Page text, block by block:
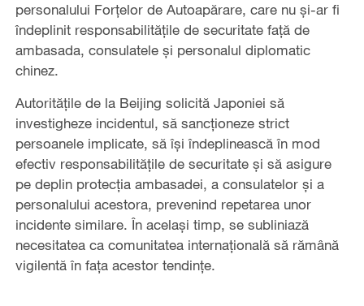
personalului Forțelor de Autoapărare, care nu și-ar fi
îndeplinit responsabilitățile de securitate față de
ambasada, consulatele și personalul diplomatic
chinez.
Autoritățile de la Beijing solicită Japoniei să
investigheze incidentul, să sancționeze strict
persoanele implicate, să își îndeplinească în mod
efectiv responsabilitățile de securitate și să asigure
pe deplin protecția ambasadei, a consulatelor și a
personalului acestora, prevenind repetarea unor
incidente similare. În același timp, se subliniază
necesitatea ca comunitatea internațională să rămână
vigilentă în fața acestor tendințe.